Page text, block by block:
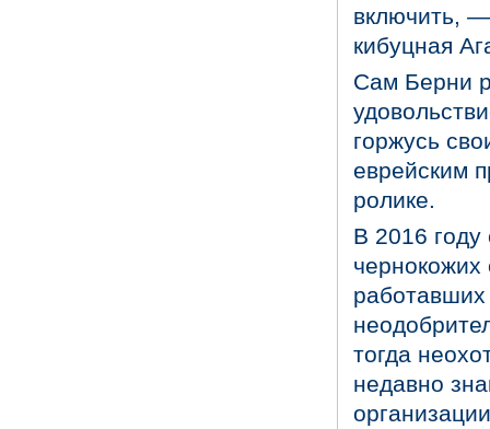
включить,
кибуцная
Сам Берни
горжусь
еврейским
ролике.
В 2016 году
чернокожих
тогда
недавно